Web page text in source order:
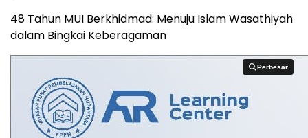
48 Tahun MUI Berkhidmad: Menuju Islam Wasathiyah
dalam Bingkai Keberagaman
Perbesar
Perbesar